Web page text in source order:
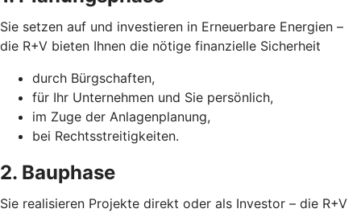
Sie setzen auf und investieren in Erneuerbare Energien –
die R+V bieten Ihnen die nötige finanzielle Sicherheit
durch Bürgschaften,
für Ihr Unternehmen und Sie persönlich,
im Zuge der Anlagenplanung,
bei Rechtsstreitigkeiten.
2. Bauphase
Sie realisieren Projekte direkt oder als Investor – die R+V